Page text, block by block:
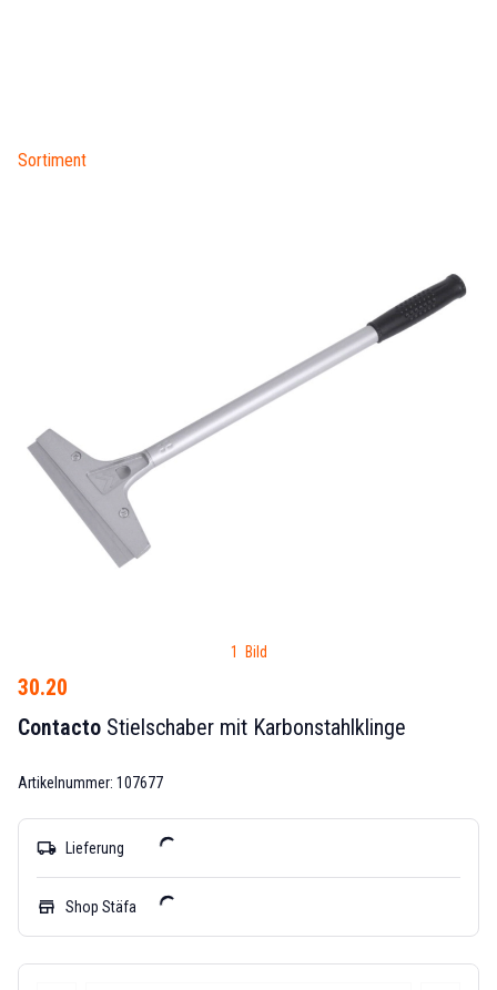
Sortiment
1 Bild
30.20
Contacto Stielschaber mit Karbonstahlklinge
Artikelnummer: 107677
local_shipping Lieferung
store Shop Stäfa